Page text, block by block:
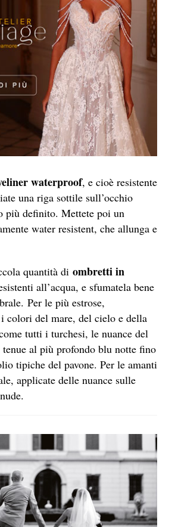
waterproof, e cioè resistente
una riga sottile sull’occhio
più definito. Mettete poi un
water resistent, che allunga e
quantità di ombretti in
all’acqua, e sfumatela bene
Per le più estrose,
colori del mare, del cielo e della
tutti i turchesi, le nuance del
tenue al più profondo blu notte fino
tipiche del pavone. Per le amanti
applicate delle nuance sulle